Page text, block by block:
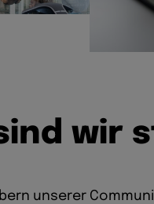
ind wir s
unserer